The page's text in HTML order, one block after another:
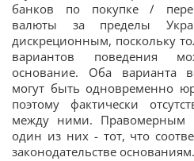
банков по покупке /
валюты за пределы
дискреционным, поскольку
вариантов поведения
основание. Оба варианта
могут быть одновременно
поэтому фактически
между ними. Правомерным
один из них - тот, что
законодательстве основаниям.